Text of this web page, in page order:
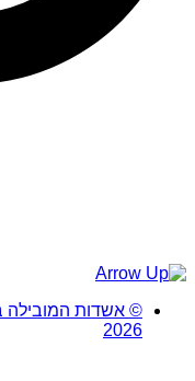
© אשדות המובילה
2026